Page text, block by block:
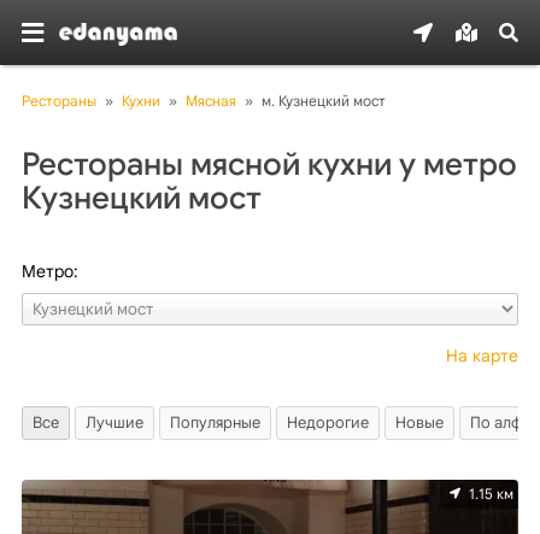
Рестораны » Кухни » Мясная » м. Кузнецкий мост
Рестораны мясной кухни у метро
Кузнецкий мост
Метро:
На карте
Все Лучшие Популярные Недорогие Новые По
1.15 км